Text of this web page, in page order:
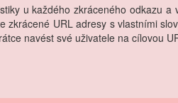
u každého zkráceného odkazu
URL adresy s vlastními
navést své uživatele na cílovou